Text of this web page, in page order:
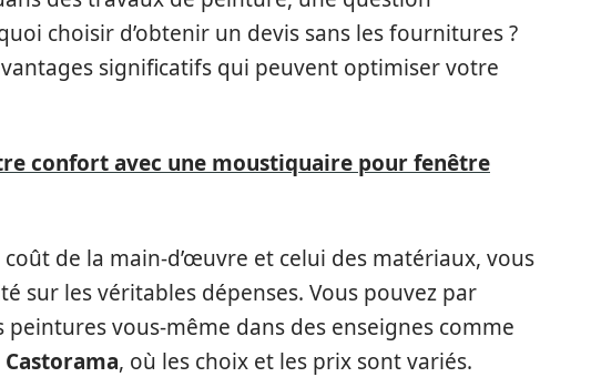
choisir d’obtenir un devis sans les fournitures ?
significatifs qui peuvent optimiser votre
confort avec une moustiquaire pour fenêtre
de la main-d’œuvre et celui des matériaux, vous
sur les véritables dépenses. Vous pouvez par
peintures vous-même dans des enseignes comme
Castorama, où les choix et les prix sont variés.